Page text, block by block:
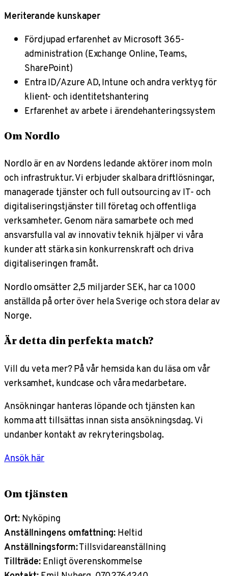
Meriterande kunskaper
Fördjupad erfarenhet av Microsoft 365-
administration (Exchange Online, Teams,
SharePoint)
Entra ID/Azure AD, Intune och andra verktyg för
klient- och identitetshantering
Erfarenhet av arbete i ärendehanteringssystem
Om Nordlo
Nordlo är en av Nordens ledande aktörer inom moln
och infrastruktur. Vi erbjuder skalbara driftlösningar,
managerade tjänster och full outsourcing av IT- och
digitaliseringstjänster till företag och offentliga
verksamheter. Genom nära samarbete och med
ansvarsfulla val av innovativ teknik hjälper vi våra
kunder att stärka sin konkurrenskraft och driva
digitaliseringen framåt.
Nordlo omsätter 2,5 miljarder SEK, har ca 1000
anställda på orter över hela Sverige och stora delar av
Norge.
Är detta din perfekta match?
Vill du veta mer? På vår hemsida kan du läsa om vår
verksamhet, kundcase och våra medarbetare.
Ansökningar hanteras löpande och tjänsten kan
komma att tillsättas innan sista ansökningsdag. Vi
undanber kontakt av rekryteringsbolag.
Ansök här
Om tjänsten
Ort: Nyköping
Anställningens omfattning:Heltid
Anställningsform:Tillsvidareanställning
Tillträde:Enligt överenskommelse